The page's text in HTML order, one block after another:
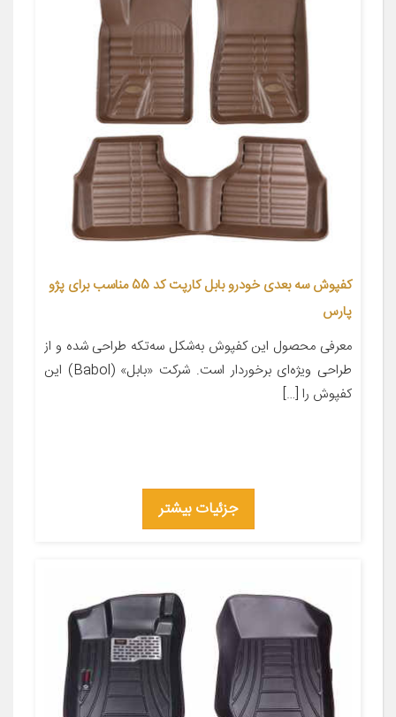
کفپوش سه بعدی خودرو بابل کارپت کد 55 مناسب برای پژو
پارس
معرفی محصول این کفپوش به‌شکل سه‌تکه طراحی شده و از
طراحی ویژه‌ای برخوردار است. شرکت «بابل» (Babol) این
کفپوش را […]
جزئیات بیشتر